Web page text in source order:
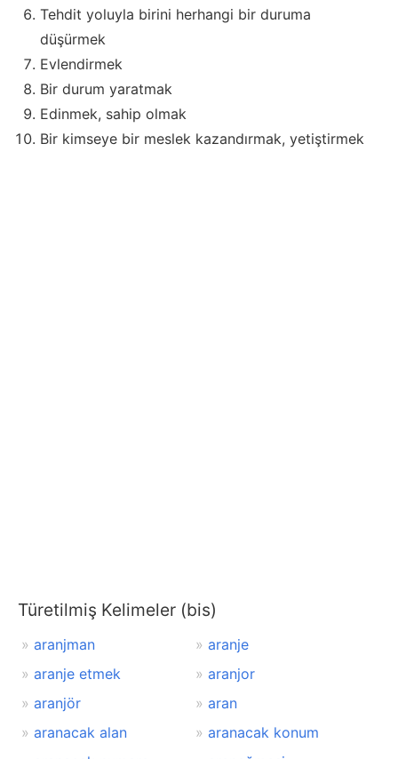
Tehdit yoluyla birini herhangi bir duruma
düşürmek
Evlendirmek
Bir durum yaratmak
Edinmek, sahip olmak
Bir kimseye bir meslek kazandırmak, yetiştirmek
Türetilmiş Kelimeler (bis)
aranjman
aranje
aranje etmek
aranjor
aranjör
aran
aranacak alan
aranacak konum